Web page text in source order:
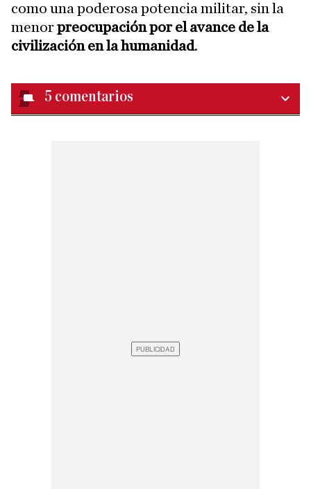
como una poderosa potencia militar, sin la
menorpreocupación por el avance de la
civilización en la humanidad.
5 comentarios